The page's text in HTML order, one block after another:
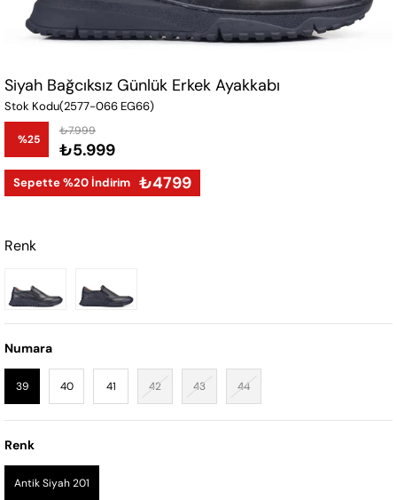
Siyah Bağcıksız Günlük Erkek Ayakkabı
Stok Kodu(2577-066 EG66)
%25
İndirim
₺7.999
₺5.999
Sepette %20 İndirim ₺4799
Renk
Numara
39 40 41 42 43 44
Renk
Antik Siyah 201